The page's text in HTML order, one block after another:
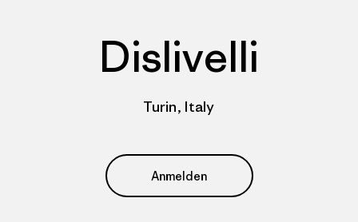
Dislivelli
Turin, Italy
Anmelden